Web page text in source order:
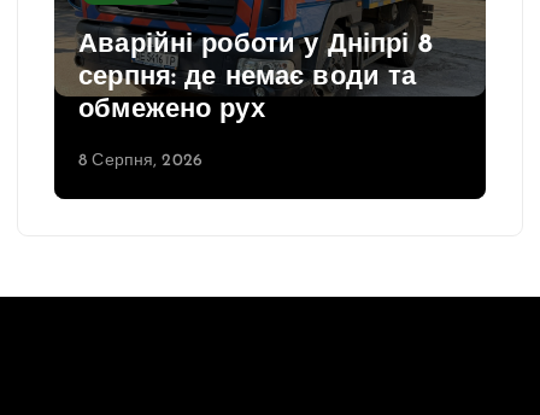
Аварійні роботи у Дніпрі 8
серпня: де немає води та
обмежено рух
8 Серпня, 2026